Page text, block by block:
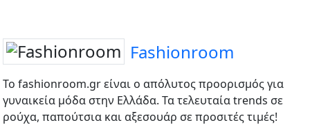
Fashionroom
To fashionroom.gr είναι ο απόλυτος προορισμός για
γυναικεία μόδα στην Ελλάδα. Τα τελευταία trends σε
ρούχα, παπούτσια και αξεσουάρ σε προσιτές τιμές!